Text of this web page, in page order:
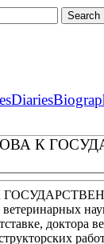
Diaries
К
доктора